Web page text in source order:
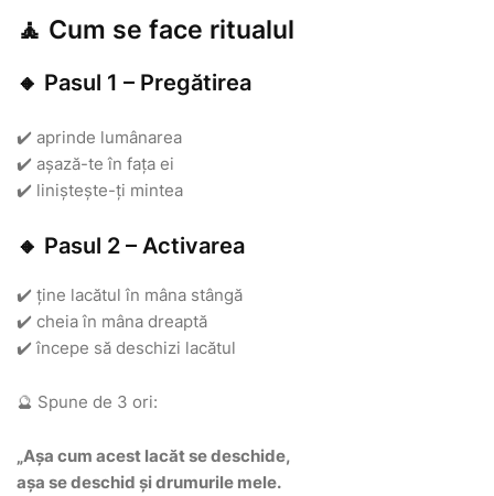
🧘 Cum se face ritualul
🔸 Pasul 1 – Pregătirea
✔️ aprinde lumânarea
✔️ așază-te în fața ei
✔️ liniștește-ți mintea
🔸 Pasul 2 – Activarea
✔️ ține lacătul în mâna stângă
✔️ cheia în mâna dreaptă
✔️ începe să deschizi lacătul
🔮 Spune de 3 ori:
„Așa cum acest lacăt se deschide,
așa se deschid și drumurile mele.